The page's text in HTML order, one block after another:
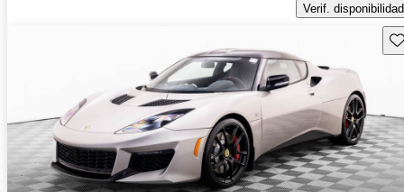
Verif. disponibilidad